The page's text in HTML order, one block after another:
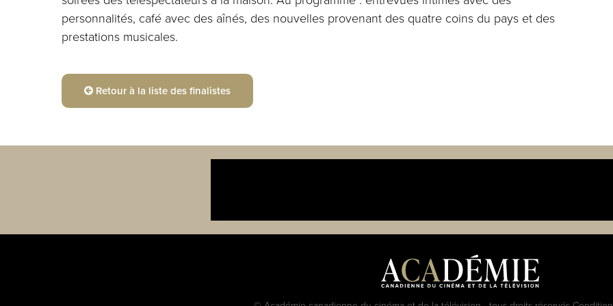
personnalités, café avec des aînés, des nouvelles provenant des quatre coins du pays et des
prestations musicales.
Retour à la liste des finalistes